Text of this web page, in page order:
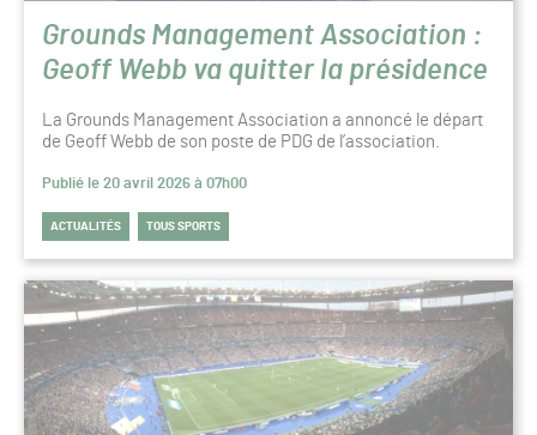
Grounds Management Association :
Geoff Webb va quitter la présidence
La Grounds Management Association a annoncé le départ
de Geoff Webb de son poste de PDG de l’association.
Publié le 20 avril 2026 à 07h00
ACTUALITÉS TOUS SPORTS